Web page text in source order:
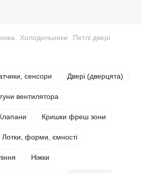
Холодильники Петлі двері
сенсори Двері (дверцята)
вентилятора
Кришки фреш зони
Лотки, форми, ємності
Ніжки